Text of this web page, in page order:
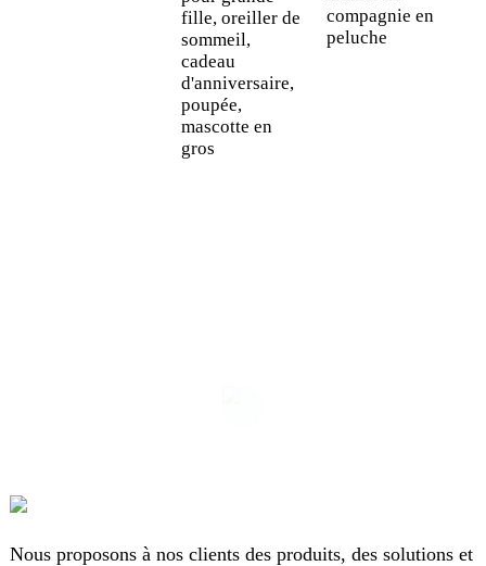
fille, oreiller de
sommeil,
cadeau
d'anniversaire,
poupée,
mascotte en
gros
compagnie en
peluche
Nous proposons à nos clients des produits, des solutions et